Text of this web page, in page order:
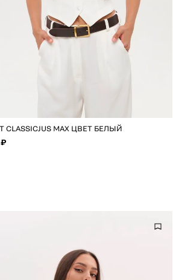
CLASSICJUS MAX ЦВЕТ БЕЛЫЙ